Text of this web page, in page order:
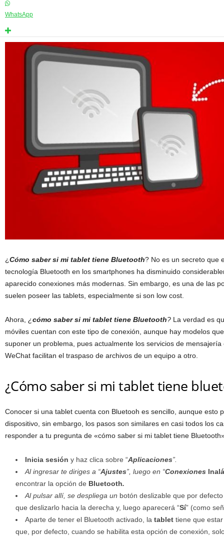
WhatsApp
¿Cómo saber si mi tablet tiene Bluetooth? No es un secreto que
tecnología Bluetooth en los smartphones ha disminuido
aparecido conexiones más modernas. Sin embargo, es una de las
suelen poseer las tablets, especialmente si son low cost.
Ahora, ¿cómo saber si mi tablet tiene Bluetooth? La verdad es
móviles cuentan con este tipo de conexión, aunque hay modelos
suponer un problema, pues actualmente los servicios de
WeChat facilitan el traspaso de archivos de un equipo a otro.
¿Cómo saber si mi tablet tiene
Conocer si una tablet cuenta con Bluetooh es sencillo, aunque esto
dispositivo, sin embargo, los pasos son similares en casi todos los
responder a tu pregunta de «cómo saber si mi tablet tiene
Inicia sesión y haz clica sobre “Aplicaciones”.
Al ingresar te diriges a “Ajustes”, luego en “Conexiones
encontrar la opción de Bluetooth.
Al pulsar allí, se despliega un botón deslizable que por
que deslizarlo hacia la derecha y, luego aparecerá “Sí” (como
Aparte de tener el Bluetooth activado, la tablet tiene que
que, por defecto, cuando se habilita esta opción de conexión,